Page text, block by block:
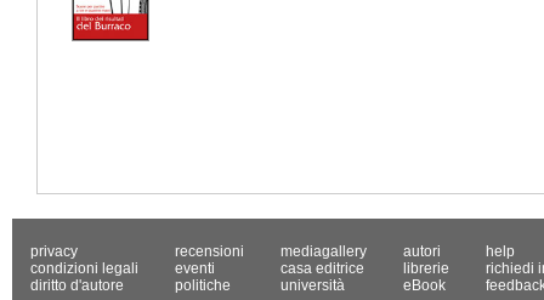
privacy
condizioni legali
diritto d'autore
recensioni
eventi
politiche
mediagallery
casa editrice
università
autori
librerie
eBook
help
richiedi